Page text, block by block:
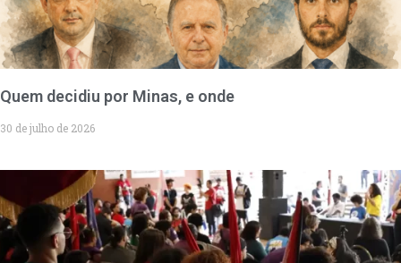
Quem decidiu por Minas, e onde
30 de julho de 2026